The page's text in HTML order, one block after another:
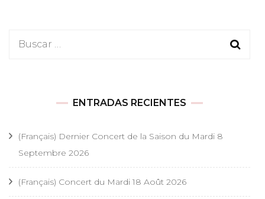
Buscar:
ENTRADAS RECIENTES
(Français) Dernier Concert de la Saison du Mardi 8
Septembre 2026
(Français) Concert du Mardi 18 Août 2026